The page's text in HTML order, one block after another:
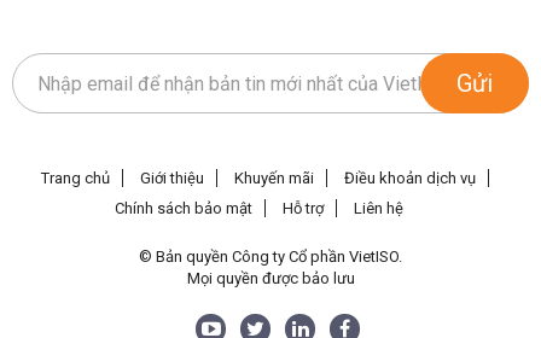
Gửi
Trang chủ Giới thiệu Khuyến mãi
Điều khoản dịch vụ
Chính sách bảo mật
Hỗ trợ Liên hệ
© Bản quyền Công ty Cổ phần VietISO.
Mọi quyền được bảo lưu